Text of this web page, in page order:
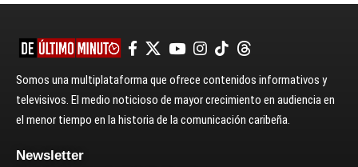
Somos una multiplataforma que ofrece contenidos informativos y
televisivos. El medio noticioso de mayor crecimiento en audiencia en
el menor tiempo en la historia de la comunicación caribeña.
Newsletter